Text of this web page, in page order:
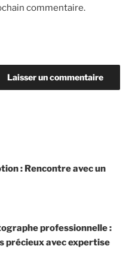
commentaire.
: Rencontre avec un
professionnelle :
précieux avec expertise